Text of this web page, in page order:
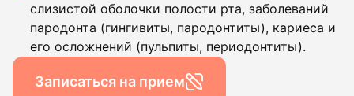
слизистой оболочки полости рта, заболеваний
пародонта (гингивиты, пародонтиты), кариеса и
его осложнений (пульпиты, периодонтиты).
Записаться на прием